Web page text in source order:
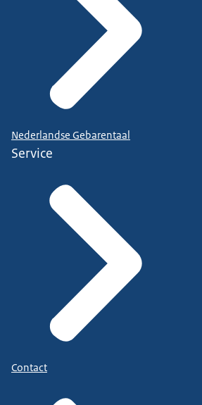
Nederlandse Gebarentaal
Service
Contact